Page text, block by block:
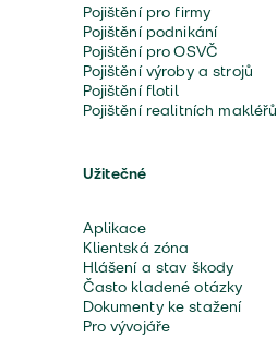
Pojištění pro firmy
Pojištění podnikání
Pojištění pro OSVČ
Pojištění výroby a strojů
Pojištění flotil
Pojištění realitních makléřů
Užitečné
Aplikace
Klientská zóna
Hlášení a stav škody
Často kladené otázky
Dokumenty ke stažení
Pro vývojáře